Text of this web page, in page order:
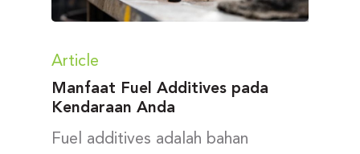
Article
Manfaat Fuel Additives pada
Kendaraan Anda
Fuel additives adalah bahan